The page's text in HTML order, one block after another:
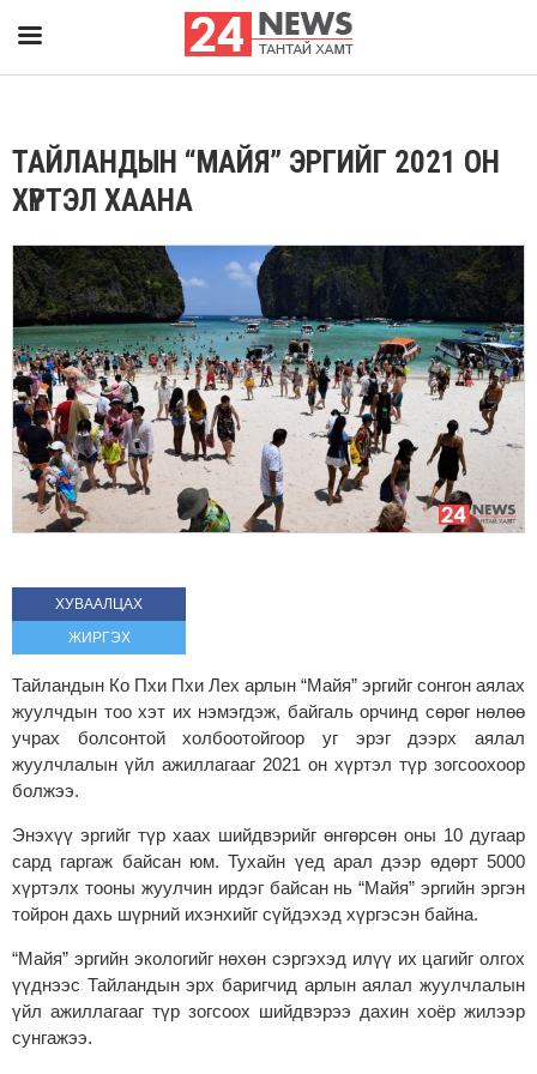
ТАЙЛАНДЫН “МАЙЯ” ЭРГИЙГ 2021 ОН
ХҮРТЭЛ ХААНА
ХУВААЛЦАХ
ЖИРГЭХ
Тайландын Ко Пхи Пхи Лех арлын “Майя” эргийг сонгон аялах
жуулчдын тоо хэт их нэмэгдэж, байгаль орчинд сөрөг нөлөө
учрах болсонтой холбоотойгоор уг эрэг дээрх аялал
жуулчлалын үйл ажиллагааг 2021 он хүртэл түр зогсоохоор
болжээ.
Энэхүү эргийг түр хаах шийдвэрийг өнгөрсөн оны 10 дугаар
сард гаргаж байсан юм. Тухайн үед арал дээр өдөрт 5000
хүртэлх тооны жуулчин ирдэг байсан нь “Майя” эргийн эргэн
тойрон дахь шүрний ихэнхийг сүйдэхэд хүргэсэн байна.
“Майя” эргийн экологийг нөхөн сэргэхэд илүү их цагийг олгох
үүднээс Тайландын эрх баригчид арлын аялал жуулчлалын
үйл ажиллагааг түр зогсоох шийдвэрээ дахин хоёр жилээр
сунгажээ.